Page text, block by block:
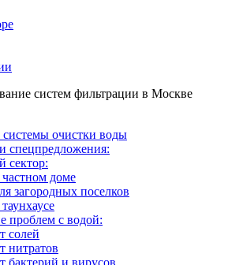
систем фильтрации в Москве
очистки воды
спецпредложения:
сектор:
доме
загородных поселков
проблем с водой:
солей
нитратов
бактерий и вирусов